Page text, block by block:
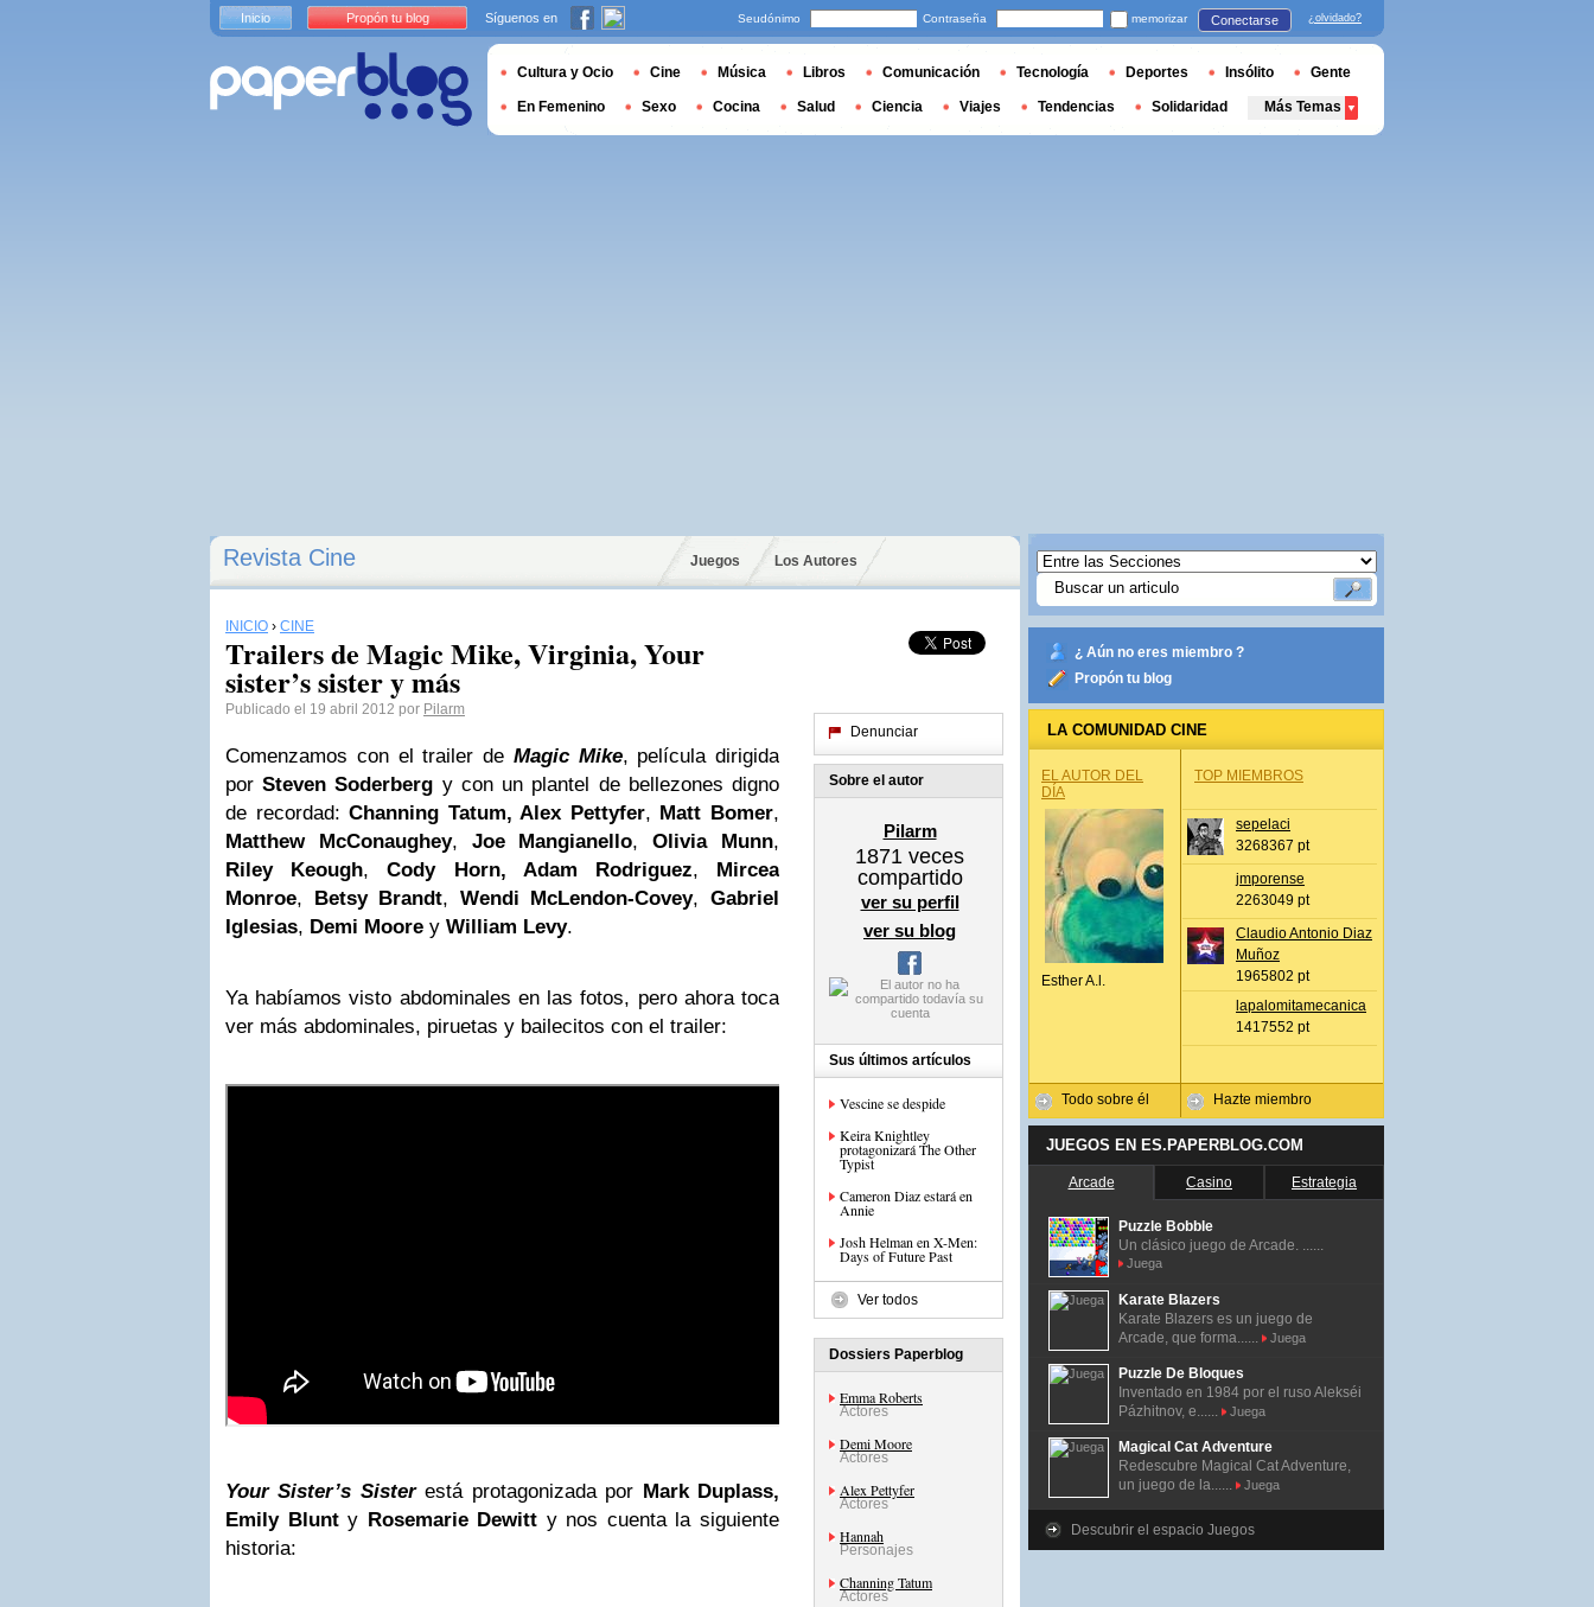
Revista Cine Juegos Los Autores
INICIO › CINE
Trailers de Magic Mike, Virginia, Your
sister’s sister y más
Publicado el 19 abril 2012 por Pilarm
Comenzamos con el trailer de Magic Mike, película dirigida
porSteven Soderberg y con un plantel de bellezones digno
de recordad:Channing Tatum, Alex Pettyfer, Matt Bomer,
Matthew McConaughey, Joe Mangianello,Olivia Munn,
Riley Keough,Cody Horn, Adam Rodriguez, Mircea
Monroe, Betsy Brandt, Wendi McLendon-Covey,Gabriel
Iglesias, Demi Moore y William Levy.
Ya habíamos visto abdominales en las fotos, pero ahora toca
ver más abdominales, piruetas y bailecitos con el trailer:
Your Sister’s Sisterestá protagonizada por Mark Duplass,
Emily Blunt y Rosemarie Dewitt y nos cuenta la siguiente
historia:
Denunciar
Sobre el autor
Pilarm
1871 veces
compartido
ver su perfil
ver su blog
Sus últimos artículos
Vescine se despide
Keira Knightley
protagonizará The Other
Typist
Cameron Diaz estará en
Annie
Josh Helman en X-Men:
Days of Future Past
Ver todos
Dossiers Paperblog
Emma Roberts
Actores
Demi Moore
Actores
Alex Pettyfer
Actores
Hannah
Personajes
Channing Tatum
Actores
¿ Aún no eres miembro ?
Propón tu blog
LA COMUNIDAD CINE
EL AUTOR DEL
DÍA
Esther A.l.
Todo sobre él
TOP MIEMBROS
sepelaci
3268367 pt
jmporense
2263049 pt
Claudio Antonio Diaz
Muñoz
1965802 pt
lapalomitamecanica
1417552 pt
Hazte miembro
JUEGOS EN ES.PAPERBLOG.COM
Arcade Casino Estrategia
Puzzle Bobble
Un clásico juego de Arcade. ......
Juega
Karate Blazers
Karate Blazers es un juego de
Arcade, que forma......
Juega
Puzzle De Bloques
Inventado en 1984 por el ruso Alekséi
Pázhitnov, e......
Juega
Magical Cat Adventure
Redescubre Magical Cat Adventure,
un juego de la......
Juega
Descubrir el espacio Juegos
Inicio Propón tu blog Síguenos en Seudónimo Contraseña memorizar Conectarse ¿olvidado?
Cultura y Ocio Cine Música Libros Comunicación Tecnología Deportes Insólito Gente
En Femenino Sexo Cocina Salud Ciencia Viajes Tendencias Solidaridad Más Temas